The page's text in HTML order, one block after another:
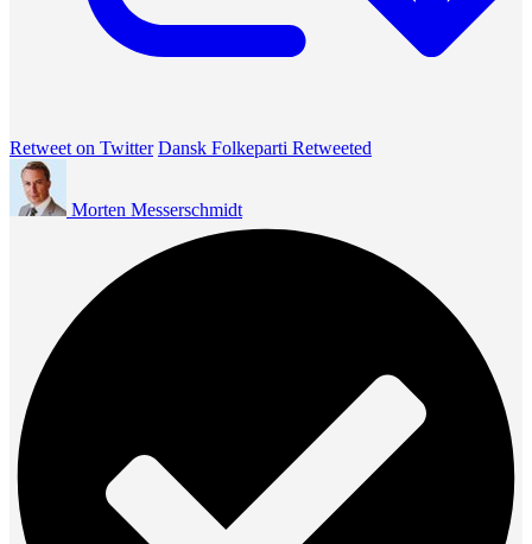
Retweet on Twitter Dansk Folkeparti Retweeted
Morten Messerschmidt